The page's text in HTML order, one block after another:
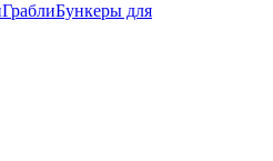
ГраблиБункеры для